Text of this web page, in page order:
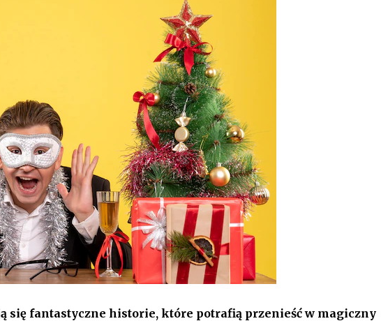
się fantastyczne historie, które potrafią przenieść w magiczny